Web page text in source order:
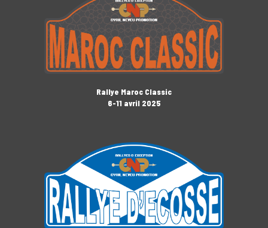
Rallye Maroc Classic
6-11 avril 2025